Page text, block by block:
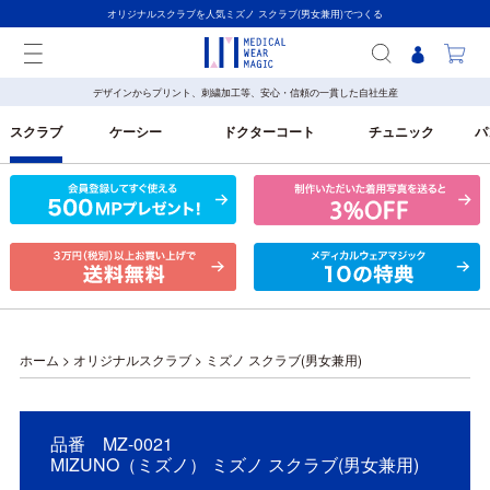
オリジナルスクラブを人気ミズノ スクラブ(男女兼用)でつくる
デザインからプリント、刺繍加工等、安心・信頼の一貫した自社生産
スクラブ ケーシー ドクターコート チュニック
ホーム > オリジナルスクラブ > ミズノ スクラブ(男女兼用)
品番 MZ-0021
MIZUNO（ミズノ） ミズノ スクラブ(男女兼用)